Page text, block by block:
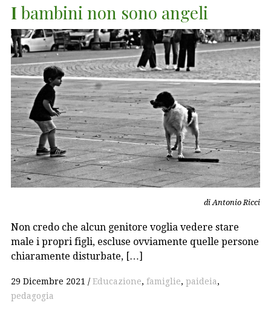
Ibambini non sono angeli
di Antonio Ricci
Non credo che alcun genitore voglia vedere stare
male i propri figli, escluse ovviamente quelle persone
chiaramente disturbate, […]
29 Dicembre 2021 Educazione, famiglie, paideia,
pedagogia